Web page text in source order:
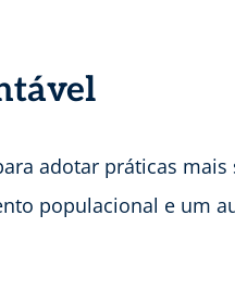
adotar práticas mais
populacional e um